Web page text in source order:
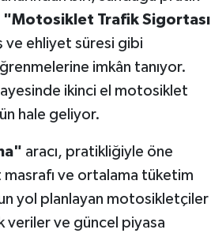
"Motosiklet Trafik Sigortası
ve ehliyet süresi gibi
imkân tanıyor.
ikinci el motosiklet
hale geliyor.
aracı, pratikliğiyle öne
masrafı ve ortalama tüketim
yol planlayan motosikletçiler
veriler ve güncel piyasa